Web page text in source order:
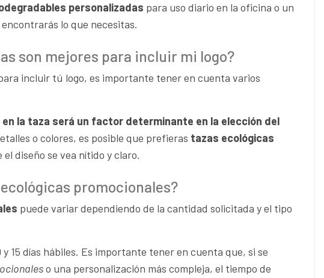
personalizadas para uso diario en la oficina o un
encontrarás lo que necesitas.
son mejores para incluir mi logo?
incluir tú logo, es importante tener en cuenta varios
la taza será un factor determinante en la elección del
o colores, es posible que prefieras tazas ecológicas
diseño se vea nítido y claro.
promocionales?
puede variar dependiendo de la cantidad solicitada y el tipo
15 días hábiles. Es importante tener en cuenta que, si se
o una personalización más compleja, el tiempo de